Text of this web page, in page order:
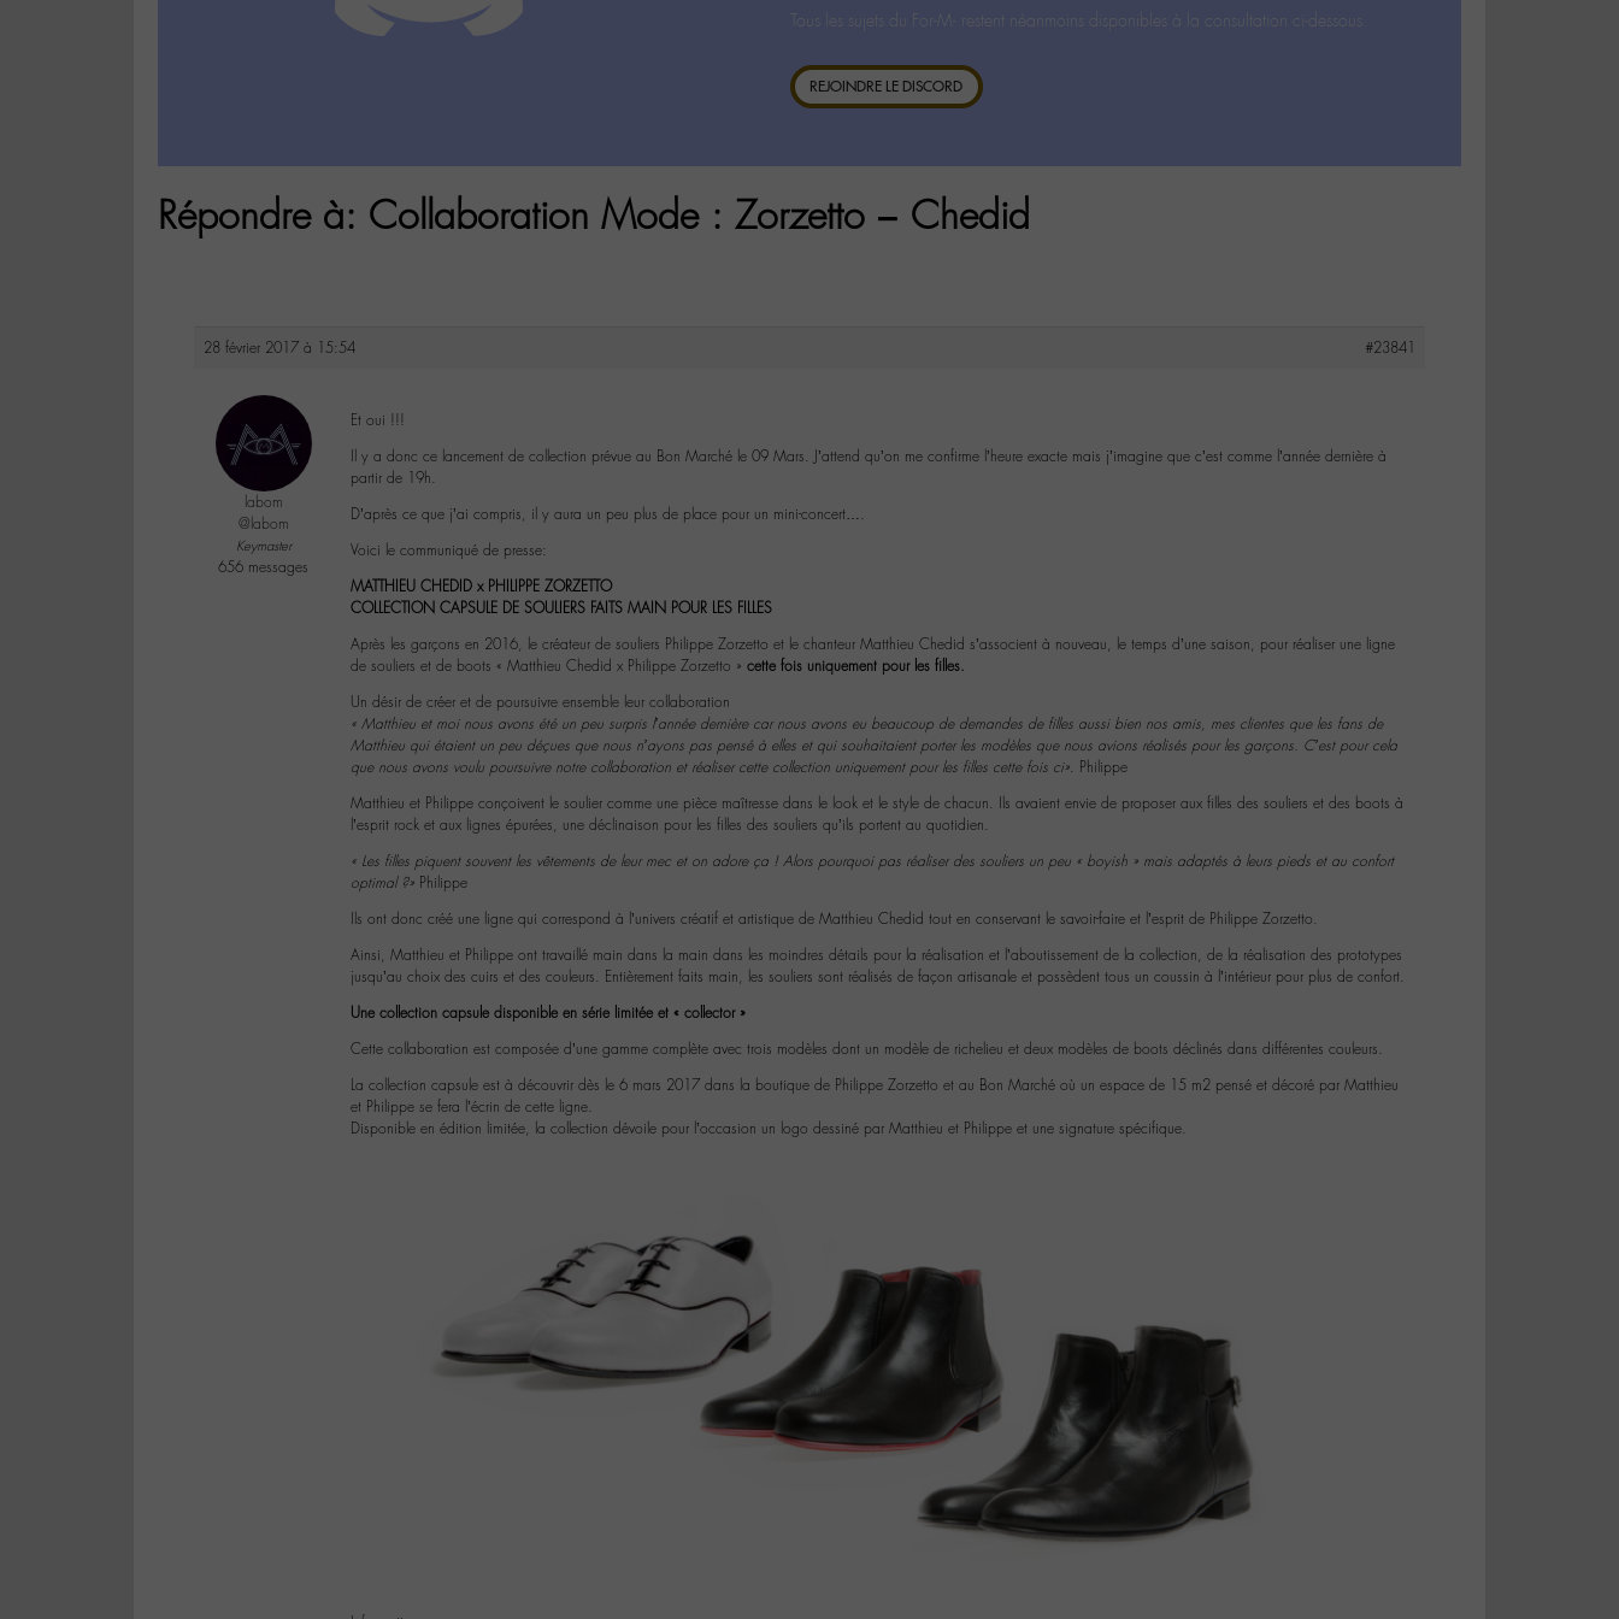
Tous les sujets du For-M- restent néanmoins disponibles à la consultation ci-dessous.
REJOINDRE LE DISCORD
Répondre à: Collaboration Mode : Zorzetto – Chedid
28 février 2017 à 15:54 #23841
labom
@labom
Keymaster
656 messages
Et oui !!!
Il y a donc ce lancement de collection prévue au Bon Marché le 09 Mars. J’attend qu’on me confirme l’heure exacte mais j’imagine que c’est comme l’année dernière à
partir de 19h.
D’après ce que j’ai compris, il y aura un peu plus de place pour un mini-concert….
Voici le communiqué de presse:
MATTHIEU CHEDID x PHILIPPE ZORZETTO
COLLECTION CAPSULE DE SOULIERS FAITS MAIN POUR LES FILLES
Après les garçons en 2016, le créateur de souliers Philippe Zorzetto et le chanteur Matthieu Chedid s’associent à nouveau, le temps d’une saison, pour réaliser une ligne
de souliers et de boots « Matthieu Chedid x Philippe Zorzetto » cette fois uniquement pour les filles.
Un désir de créer et de poursuivre ensemble leur collaboration
« Matthieu et moi nous avons été un peu surpris l’année dernière car nous avons eu beaucoup de demandes de filles aussi bien nos amis, mes clientes que les fans de
Matthieu qui étaient un peu déçues que nous n’ayons pas pensé à elles et qui souhaitaient porter les modèles que nous avions réalisés pour les garçons. C’est pour cela
que nous avons voulu poursuivre notre collaboration et réaliser cette collection uniquement pour les filles cette fois ci». Philippe
Matthieu et Philippe conçoivent le soulier comme une pièce maîtresse dans le look et le style de chacun. Ils avaient envie de proposer aux filles des souliers et des boots à
l’esprit rock et aux lignes épurées, une déclinaison pour les filles des souliers qu’ils portent au quotidien.
« Les filles piquent souvent les vêtements de leur mec et on adore ça ! Alors pourquoi pas réaliser des souliers un peu « boyish » mais adaptés à leurs pieds et au confort
optimal ?» Philippe
Ils ont donc créé une ligne qui correspond à l’univers créatif et artistique de Matthieu Chedid tout en conservant le savoir-faire et l’esprit de Philippe Zorzetto.
Ainsi, Matthieu et Philippe ont travaillé main dans la main dans les moindres détails pour la réalisation et l’aboutissement de la collection, de la réalisation des prototypes
jusqu’au choix des cuirs et des couleurs. Entièrement faits main, les souliers sont réalisés de façon artisanale et possèdent tous un coussin à l’intérieur pour plus de confort.
Une collection capsule disponible en série limitée et « collector »
Cette collaboration est composée d’une gamme complète avec trois modèles dont un modèle de richelieu et deux modèles de boots déclinés dans différentes couleurs.
La collection capsule est à découvrir dès le 6 mars 2017 dans la boutique de Philippe Zorzetto et au Bon Marché où un espace de 15 m2 pensé et décoré par Matthieu
et Philippe se fera l’écrin de cette ligne.
Disponible en édition limitée, la collection dévoile pour l’occasion un logo dessiné par Matthieu et Philippe et une signature spécifique.